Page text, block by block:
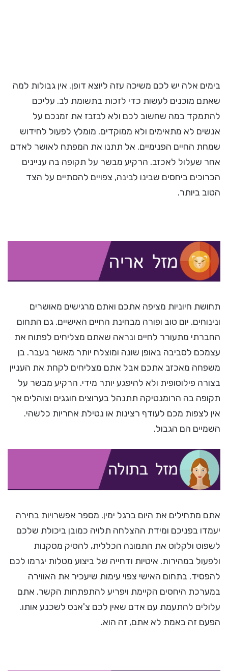
בימים אלה יש לכם משיכה עזה ליוצא דופן. אין גבולות למה
שאתם מוכנים לעשות כדי לזכות בתשומת לב. עליכם
להתמקד במה שחשוב לכם ולא לבזבז את זמנכם על
אנשים לא מתאימים ולא ממוקדים. מומלץ לפעול לחידוש
שמחת החיים הפנימיים. אל תתנו את המפתח לאושר לאדם
אחר שעלול לאכזב. הרקיע מבשר על תקופה בה עניינים
הכרוכים ביחסים שבינו לבינה, צפויים להסתיים על הצד
הטוב ביותר.
תחושת חיוניות מציפה אתכם ואתם מרגישים מאושרים
ונינוחים. יום טוב ופורה מבחינת החיים האישיים. גם התחום
החברתי מתעורר לחיים ונראה שאתם מצליחים לפתוח את
עצמכם לסביבה באופן שונה ומוצלח יותר מאשר בעבר. בן
משפחה מאכזב אתכם אבל אתם מצליחים לקחת את העניין
בצורה פילוסופית ולא להיפגע יותר מידי. הרקיע מבשר על
תקופה בה הרומנטיקה תתנהל בערוצים חוגגים וצוהלים אך
אין לצפות מכם לעודף רצינות או נטילת אחריות כלשהי.
השמיים הם הגבול.
אתם מתחילים את היום ברגל ימין. מספר אפשרויות בחירה
יעמדו בפניכם ומידת ההצלחה תלויה כמובן ביכולת שלכם
לשפוט ולקלוט את התמונה הכללית, להסיק מסקנות
ולפעול במהירות. איטיות ודחייה של ביצוע מטלות יגרמו לכם
להפסיד. בתחום האישי צפוי עימות שיעכיר את האווירה
במערכת היחסים הקיימת ויפריע להתפתחות הקשר. אתם
עלולים להתעמת עם אדם שאין לכם צ'אנס לשכנע אותו.
הפעם זה באמת לא אתם, זה הוא.